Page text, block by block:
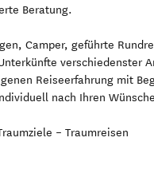
Beratung.
Camper, geführte
verschiedenster
Reiseerfahrung mit
nach Ihren
– Traumreisen